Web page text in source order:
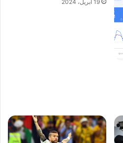
19 أبريل، 2024